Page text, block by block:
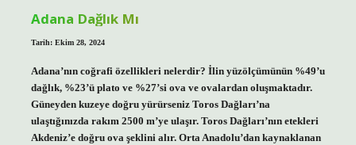
Adana Dağlık Mı
Tarih: Ekim 28, 2024
Adana’nın coğrafi özellikleri nelerdir? İlin yüzölçümünün %49’u
dağlık, %23’ü plato ve %27’si ova ve ovalardan oluşmaktadır.
Güneyden kuzeye doğru yürürseniz Toros Dağları’na
ulaştığınızda rakım 2500 m’ye ulaşır. Toros Dağları’nın etekleri
Akdeniz’e doğru ova şeklini alır. Orta Anadolu’dan kaynaklanan